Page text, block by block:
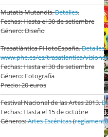
Mutatis Mutandis.Detalles.
Fechas: Hasta el 30 de setiembre
Género: Diseño
Trasatlántica PHotoEspaña.Detalles.
www.phe.es/es/trasatlantica/
Fechas: Hasta el 30 de setiembre
Género: Fotografía
Precio: 20 euros
Festival Nacional de las Artes 2013.
Fechas: Hasta el 15 de octubre
Géneros:Artes Escénicas(reglamento